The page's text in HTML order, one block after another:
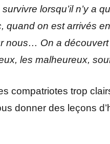
lorsqu’il n’y a
quand on est arrivés
nous… On a
les malheureux,
compatriotes trop
donner des leçons